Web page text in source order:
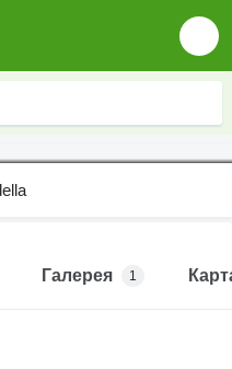
Галерея 1